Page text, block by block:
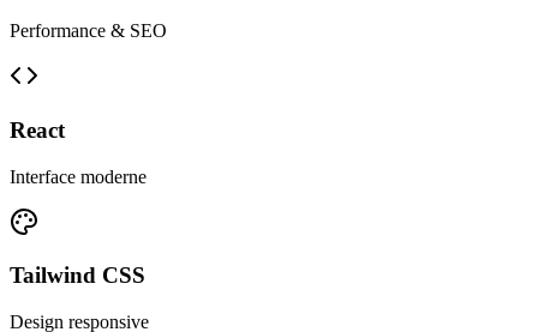
Performance & SEO
React
Interface moderne
Tailwind CSS
Design responsive